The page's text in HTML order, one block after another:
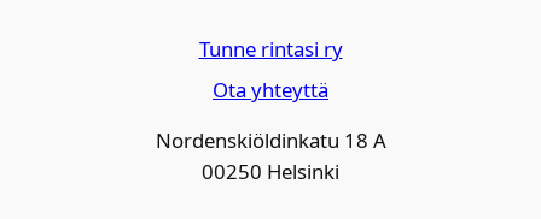
Tunne rintasi ry
Ota yhteyttä
Nordenskiöldinkatu 18 A
00250 Helsinki